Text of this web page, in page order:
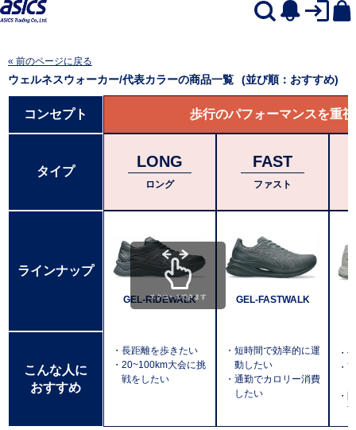
« 前のページに戻る
ウェルネスウォーカー/代表カラーの商品一覧 (並び順：おすすめ)
コンセプト 歩行のパフォーマンスを重視
タイプ
LONG
ロング
FAST
ファスト
ラインナップ
GEL-RIDEWALK
・長距離を歩きたい
・20~100km大会に挑
戦をしたい
GEL-FASTWALK
・短時間で効率的に運
動したい
・通勤でカロリー消費
したい
・
・
・
こんな人に
おすすめ
スクロールできます